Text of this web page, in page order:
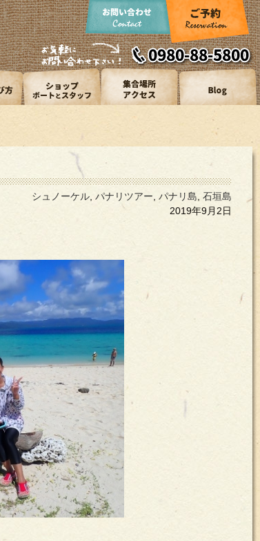
シュノーケル パナリツアー パナリ島 石垣島
2019年9月2日